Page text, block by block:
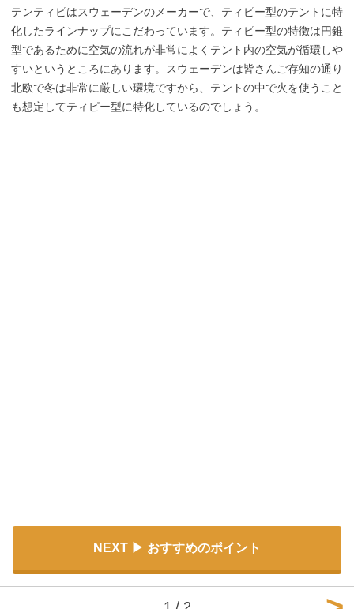
テンティピはスウェーデンのメーカーで、ティピー型のテントに特
化したラインナップにこだわっています。ティピー型の特徴は円錐
型であるために空気の流れが非常によくテント内の空気が循環しや
すいというところにあります。スウェーデンは皆さんご存知の通り
北欧で冬は非常に厳しい環境ですから、テントの中で火を使うこと
も想定してティピー型に特化しているのでしょう。
NEXT おすすめのポイント